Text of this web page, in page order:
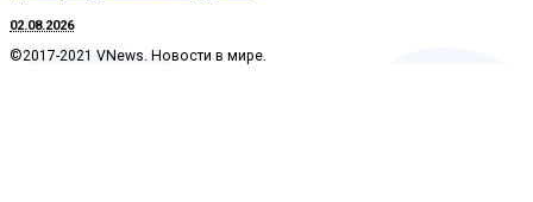
02.08.2026
©2017-2021 VNews. Новости в мире.